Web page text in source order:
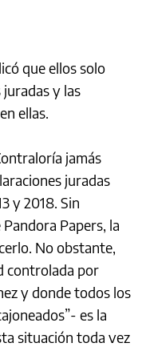
que ellos solo
juradas y las
ellas.
jamás
juradas
y 2018. Sin
Papers, la
No obstante,
controlada por
y donde todos los
es la
situación toda vez